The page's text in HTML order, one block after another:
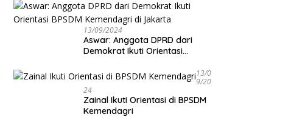
Lewat Podcast Tribun
Bengkulu, Kapolda Bengkulu
Paparkan Komitmen
Mewujudkan Polri yang
13/09/2024
Aswar: Anggota DPRD dari
Demokrat Ikuti Orientasi
13/0
9/20
24
Zainal Ikuti Orientasi di BPSDM
Kemendagri